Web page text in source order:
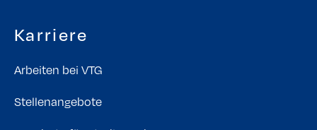
Karriere
Arbeiten bei VTG
Stellenangebote